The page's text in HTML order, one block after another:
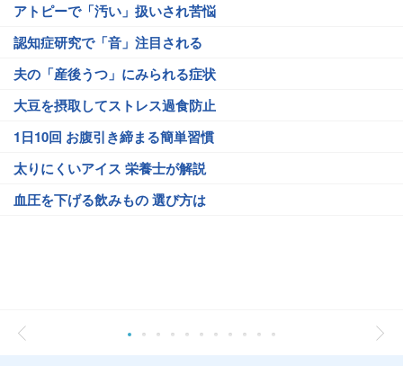
アトピーで「汚い」扱いされ苦悩
認知症研究で「音」注目される
夫の「産後うつ」にみられる症状
大豆を摂取してストレス過食防止
1日10回 お腹引き締まる簡単習慣
太りにくいアイス 栄養士が解説
血圧を下げる飲みもの 選び方は